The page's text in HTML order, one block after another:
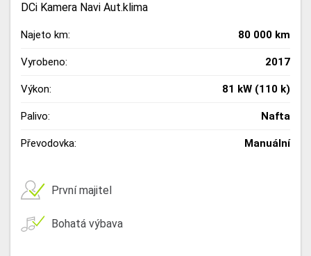
DCi Kamera Navi Aut.klima
Najeto km: 80 000 km
Vyrobeno: 2017
Výkon: 81 kW (110 k)
Palivo: Nafta
Převodovka: Manuální
První majitel
Bohatá výbava